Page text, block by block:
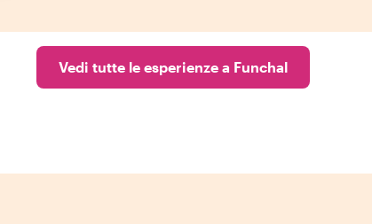
Vedi tutte le esperienze a Funchal